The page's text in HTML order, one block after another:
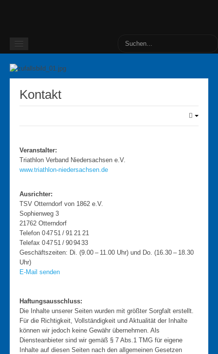
Home
Bilder 2025 - Lars Graulo
Bilder 2025 - TSV Otterndorf
Service
Weitere Hinweise
Anreise
Unterkunft
Strecke Sprintdistanz
Video Radstrecke
Ergebnisse
Ergebnisliste 2025
Kontakt
Veranstalter:
Triathlon Verband Niedersachsen e.V.
www.triathlon-niedersachsen.de
Ausrichter:
TSV Otterndorf von 1862 e.V.
Sophienweg 3
21762 Otterndorf
Telefon 0 47 51 / 91 21 21
Telefax 0 47 51 / 90 94 33
Geschäftszeiten: Di. (9.00 – 11.00 Uhr) und Do. (16.30 – 18.30
Uhr)
E-Mail senden
Haftungsausschluss:
Die Inhalte unserer Seiten wurden mit größter Sorgfalt erstellt.
Für die Richtigkeit, Vollständigkeit und Aktualität der Inhalte
können wir jedoch keine Gewähr übernehmen. Als
Diensteanbieter sind wir gemäß § 7 Abs.1 TMG für eigene
Inhalte auf diesen Seiten nach den allgemeinen Gesetzen